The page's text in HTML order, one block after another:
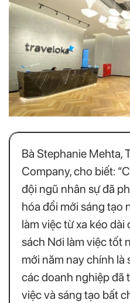
Bà Stephanie Mehta,
Company, cho biết:
đội ngũ nhân sự đã
hóa đổi mới sáng tạo
làm việc từ xa kéo dài
sách Nơi làm việc tốt
mới năm nay chính là
các doanh nghiệp đã
việc và sáng tạo bất